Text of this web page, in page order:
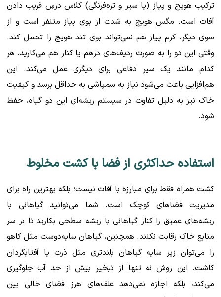
ترکیب هویج و پیاز (یا سیر و تره‌فرنگی) کلاس درسِ فریب دادن
آفات است. مگس هویج به شدت از بوی پیاز متنفر است و از
سوی دیگر، کرم پیاز هم نمی‌تواند بوی تند هویج را تحمل کند.
وقتی این دو را به صورت ردیف‌های درهم یا کنار هم می‌کارید، هر
کدام مانند یک سپر دفاعی برای دیگری عمل می‌کند. این
هم‌افزایی باعث می‌شود نیاز به سمپاشی به حداقل برسد و کیفیت
خاک نیز به دلیل تفاوت در سیستم ریشه‌ای این دو گیاه، حفظ
شود.
استفاده حداکثری از فضا با کشت مخلوط
کشت همراه فقط برای مبارزه با آفات نیست؛ بلکه بهترین راه برای
مدیریت فضاهای کوچک است. شما می‌توانید گیاهانی با
ریشه‌های عمیق را کنار گیاهانی با ریشه سطحی بکارید تا بر سر
منابع خاک رقابت نکنند. همچنین، گیاهان سایه‌دوست مثل کاهو
را می‌توان زیر سایه گیاهان بلندتری مثل ذرت یا آفتابگردان
کاشت. این روش نه تنها از تبخیر بیش از حد آب جلوگیری
می‌کند، بلکه اجازه نمی‌دهد علف‌های هرز فضای خالی بین